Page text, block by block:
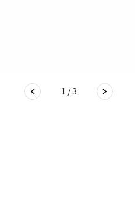
1 / 3